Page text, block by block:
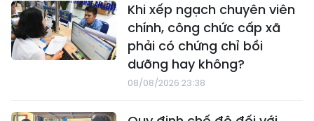
Khi xếp ngạch chuyên viên
chính, công chức cấp xã
phải có chứng chỉ bồi
dưỡng hay không?
08/08/2026 23:38